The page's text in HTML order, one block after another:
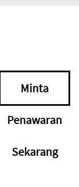
Minta
Penawaran
Sekarang